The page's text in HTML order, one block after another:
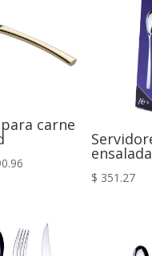
carne
$ 351.27